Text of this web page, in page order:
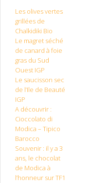
Les olives vertes
grillées de
Chalkidiki Bio
Le magret séché
de canard à foie
gras du Sud
Ouest IGP
Le saucisson sec
de l’Ile de Beauté
IGP
A découvrir :
Cioccolato di
Modica – Tipico
Barocco
Souvenir : il y a 3
ans, le chocolat
de Modica à
l’honneur sur TF1